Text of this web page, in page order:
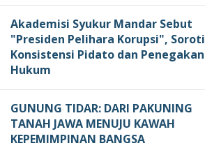
Akademisi Syukur Mandar Sebut
"Presiden Pelihara Korupsi", Soroti
Konsistensi Pidato dan Penegakan
Hukum
GUNUNG TIDAR: DARI PAKUNING
TANAH JAWA MENUJU KAWAH
KEPEMIMPINAN BANGSA